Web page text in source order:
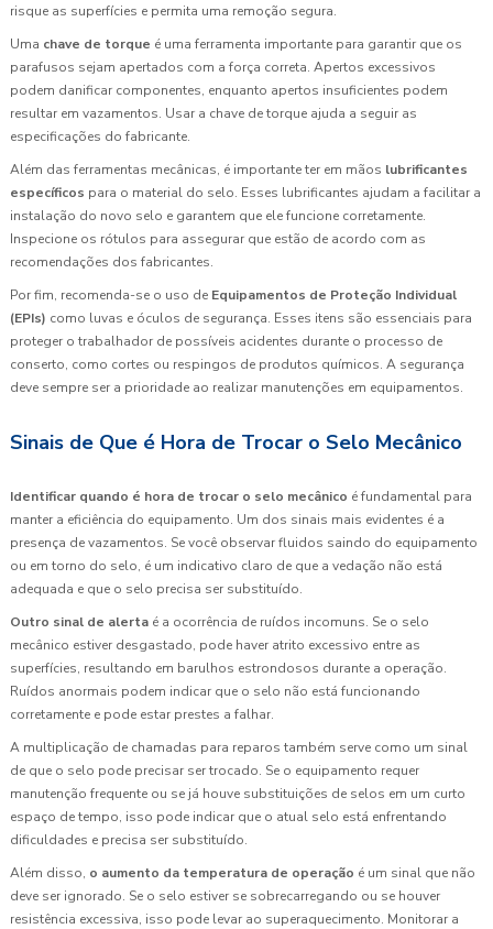
risque as superfícies e permita uma remoção segura.
Uma chave de torque é uma ferramenta importante para garantir que os
parafusos sejam apertados com a força correta. Apertos excessivos
podem danificar componentes, enquanto apertos insuficientes podem
resultar em vazamentos. Usar a chave de torque ajuda a seguir as
especificações do fabricante.
Além das ferramentas mecânicas, é importante ter em mãos lubrificantes
específicos para o material do selo. Esses lubrificantes ajudam a facilitar a
instalação do novo selo e garantem que ele funcione corretamente.
Inspecione os rótulos para assegurar que estão de acordo com as
recomendações dos fabricantes.
Por fim, recomenda-se o uso de Equipamentos de Proteção Individual
(EPIs) como luvas e óculos de segurança. Esses itens são essenciais para
proteger o trabalhador de possíveis acidentes durante o processo de
conserto, como cortes ou respingos de produtos químicos. A segurança
deve sempre ser a prioridade ao realizar manutenções em equipamentos.
Sinais de Que é Hora de Trocar o Selo Mecânico
Identificar quando é hora de trocar o selo mecânico é fundamental para
manter a eficiência do equipamento. Um dos sinais mais evidentes é a
presença de vazamentos. Se você observar fluidos saindo do equipamento
ou em torno do selo, é um indicativo claro de que a vedação não está
adequada e que o selo precisa ser substituído.
Outro sinal de alerta é a ocorrência de ruídos incomuns. Se o selo
mecânico estiver desgastado, pode haver atrito excessivo entre as
superfícies, resultando em barulhos estrondosos durante a operação.
Ruídos anormais podem indicar que o selo não está funcionando
corretamente e pode estar prestes a falhar.
A multiplicação de chamadas para reparos também serve como um sinal
de que o selo pode precisar ser trocado. Se o equipamento requer
manutenção frequente ou se já houve substituições de selos em um curto
espaço de tempo, isso pode indicar que o atual selo está enfrentando
dificuldades e precisa ser substituído.
Além disso, o aumento da temperatura de operação é um sinal que não
deve ser ignorado. Se o selo estiver se sobrecarregando ou se houver
resistência excessiva, isso pode levar ao superaquecimento. Monitorar a